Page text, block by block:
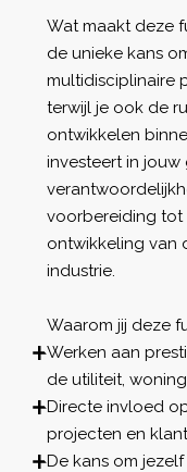
Wat maakt deze
de unieke kans
multidisciplinaire
terwijl je ook de
ontwikkelen
investeert in jouw
voorbereiding tot
ontwikkeling van
industrie.
Waarom jij deze
Werken aan
de utiliteit,
Directe invloed
projecten en
De kans om